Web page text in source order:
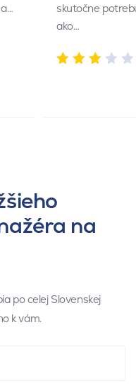
skutočne
ako…
na
po celej Slovenskej
k vám.